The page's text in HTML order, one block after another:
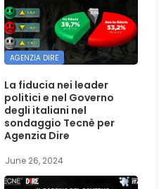
AGENZIA DIRE
La fiducia nei leader
politici e nel Governo
degli italiani nel
sondaggio Tecnè per
Agenzia Dire
June 26, 2024